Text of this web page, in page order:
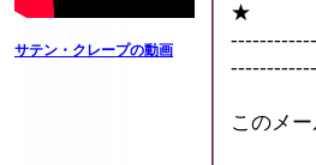
★
このメ
サテン・クレープの動画